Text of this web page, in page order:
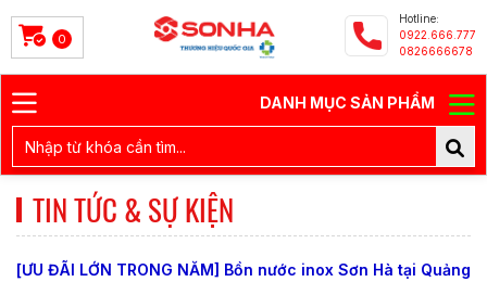
0
Hotline:
0922.666.777
0826666678
DANH MỤC SẢN PHẨM
TIN TỨC & SỰ KIỆN
[ƯU ĐÃI LỚN TRONG NĂM] Bồn nước inox Sơn Hà tại Quảng